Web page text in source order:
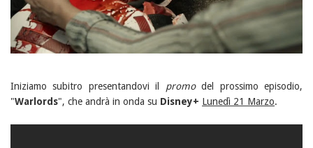
Iniziamo subitro presentandovi il promodel prossimo episodio,
"Warlords", che andrà in onda su Disney+ Lunedì 21 Marzo.